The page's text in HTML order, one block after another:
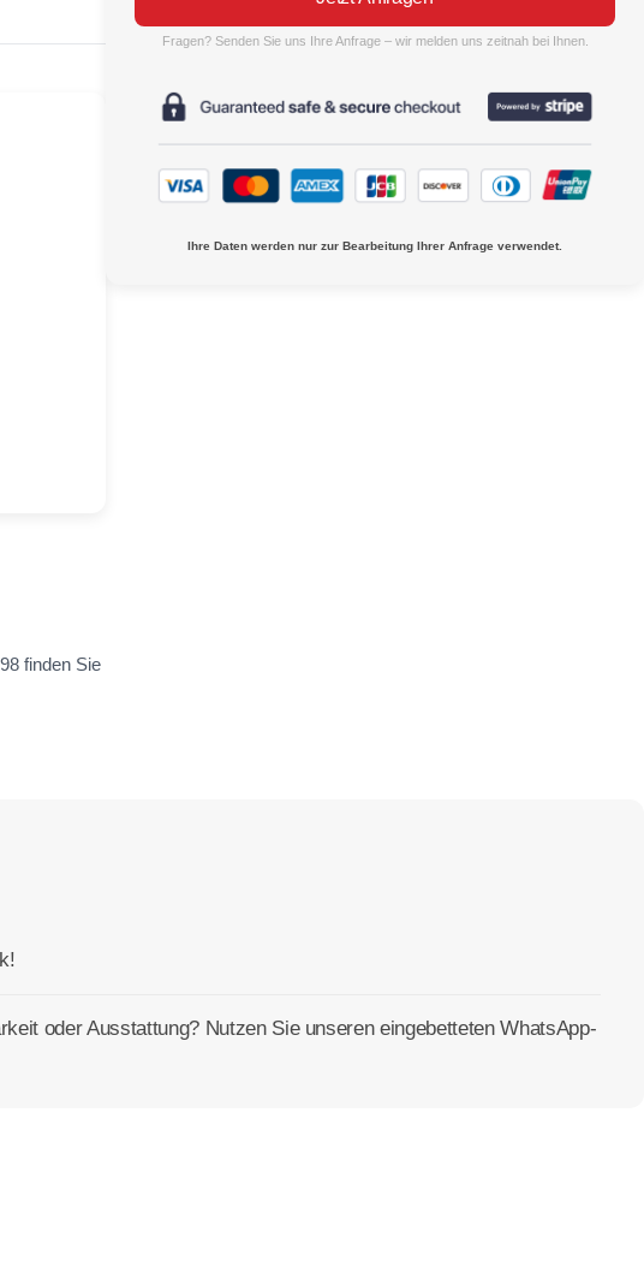
finden Sie
Fragen? Senden Sie uns Ihre Anfrage – wir melden uns zeitnah bei Ihnen.
Ihre Daten werden nur zur Bearbeitung Ihrer Anfrage verwendet.
oder Ausstattung? Nutzen Sie unseren eingebetteten WhatsApp-